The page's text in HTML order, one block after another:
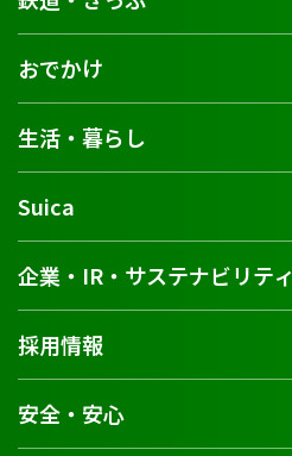
おでかけ
生活・暮らし
Suica
企業・IR・サステナビリティ
採用情報
安全・安心